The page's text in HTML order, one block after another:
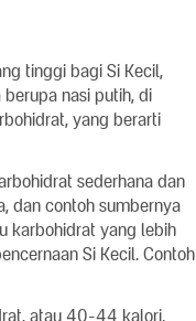
tinggi bagi Si Kecil,
nasi putih, di
yang berarti
sederhana dan
dan contoh sumbernya
karbohidrat yang lebih
Si Kecil. Contoh
atau 40-44 kalori.